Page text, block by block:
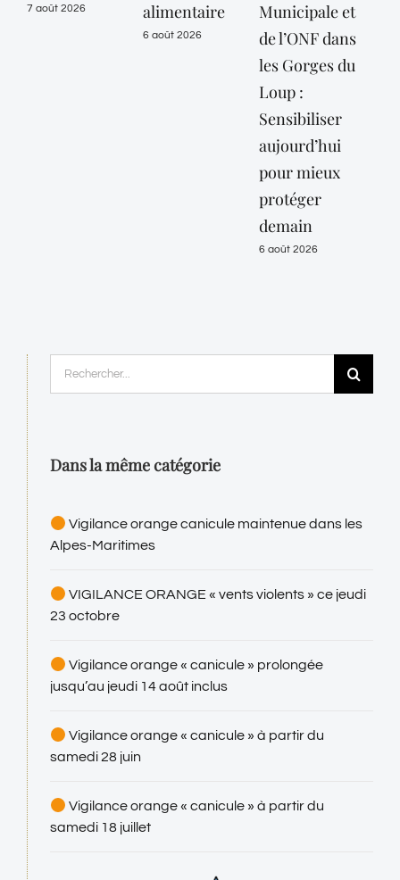
7 août 2026
alimentaire
6 août 2026
Municipale et
de l’ONF dans
les Gorges du
Loup :
Sensibiliser
aujourd’hui
pour mieux
protéger
demain
6 août 2026
Dans la même catégorie
Vigilance orange canicule maintenue dans les
Alpes-Maritimes
VIGILANCE ORANGE « vents violents » ce jeudi
23 octobre
Vigilance orange « canicule » prolongée
jusqu’au jeudi 14 août inclus
Vigilance orange « canicule » à partir du
samedi 28 juin
Vigilance orange « canicule » à partir du
samedi 18 juillet